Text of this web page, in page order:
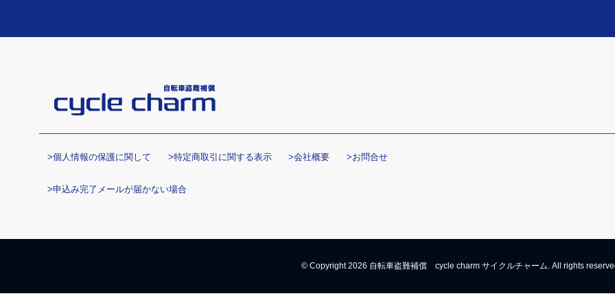
>個人情報の保護に関して >特定商取引に関する表示 >会社概要 >お問合せ
>申込み完了メールが届かない場合
© Copyright 2026 自転車盗難補償 cycle charm サイクルチャーム. All rights